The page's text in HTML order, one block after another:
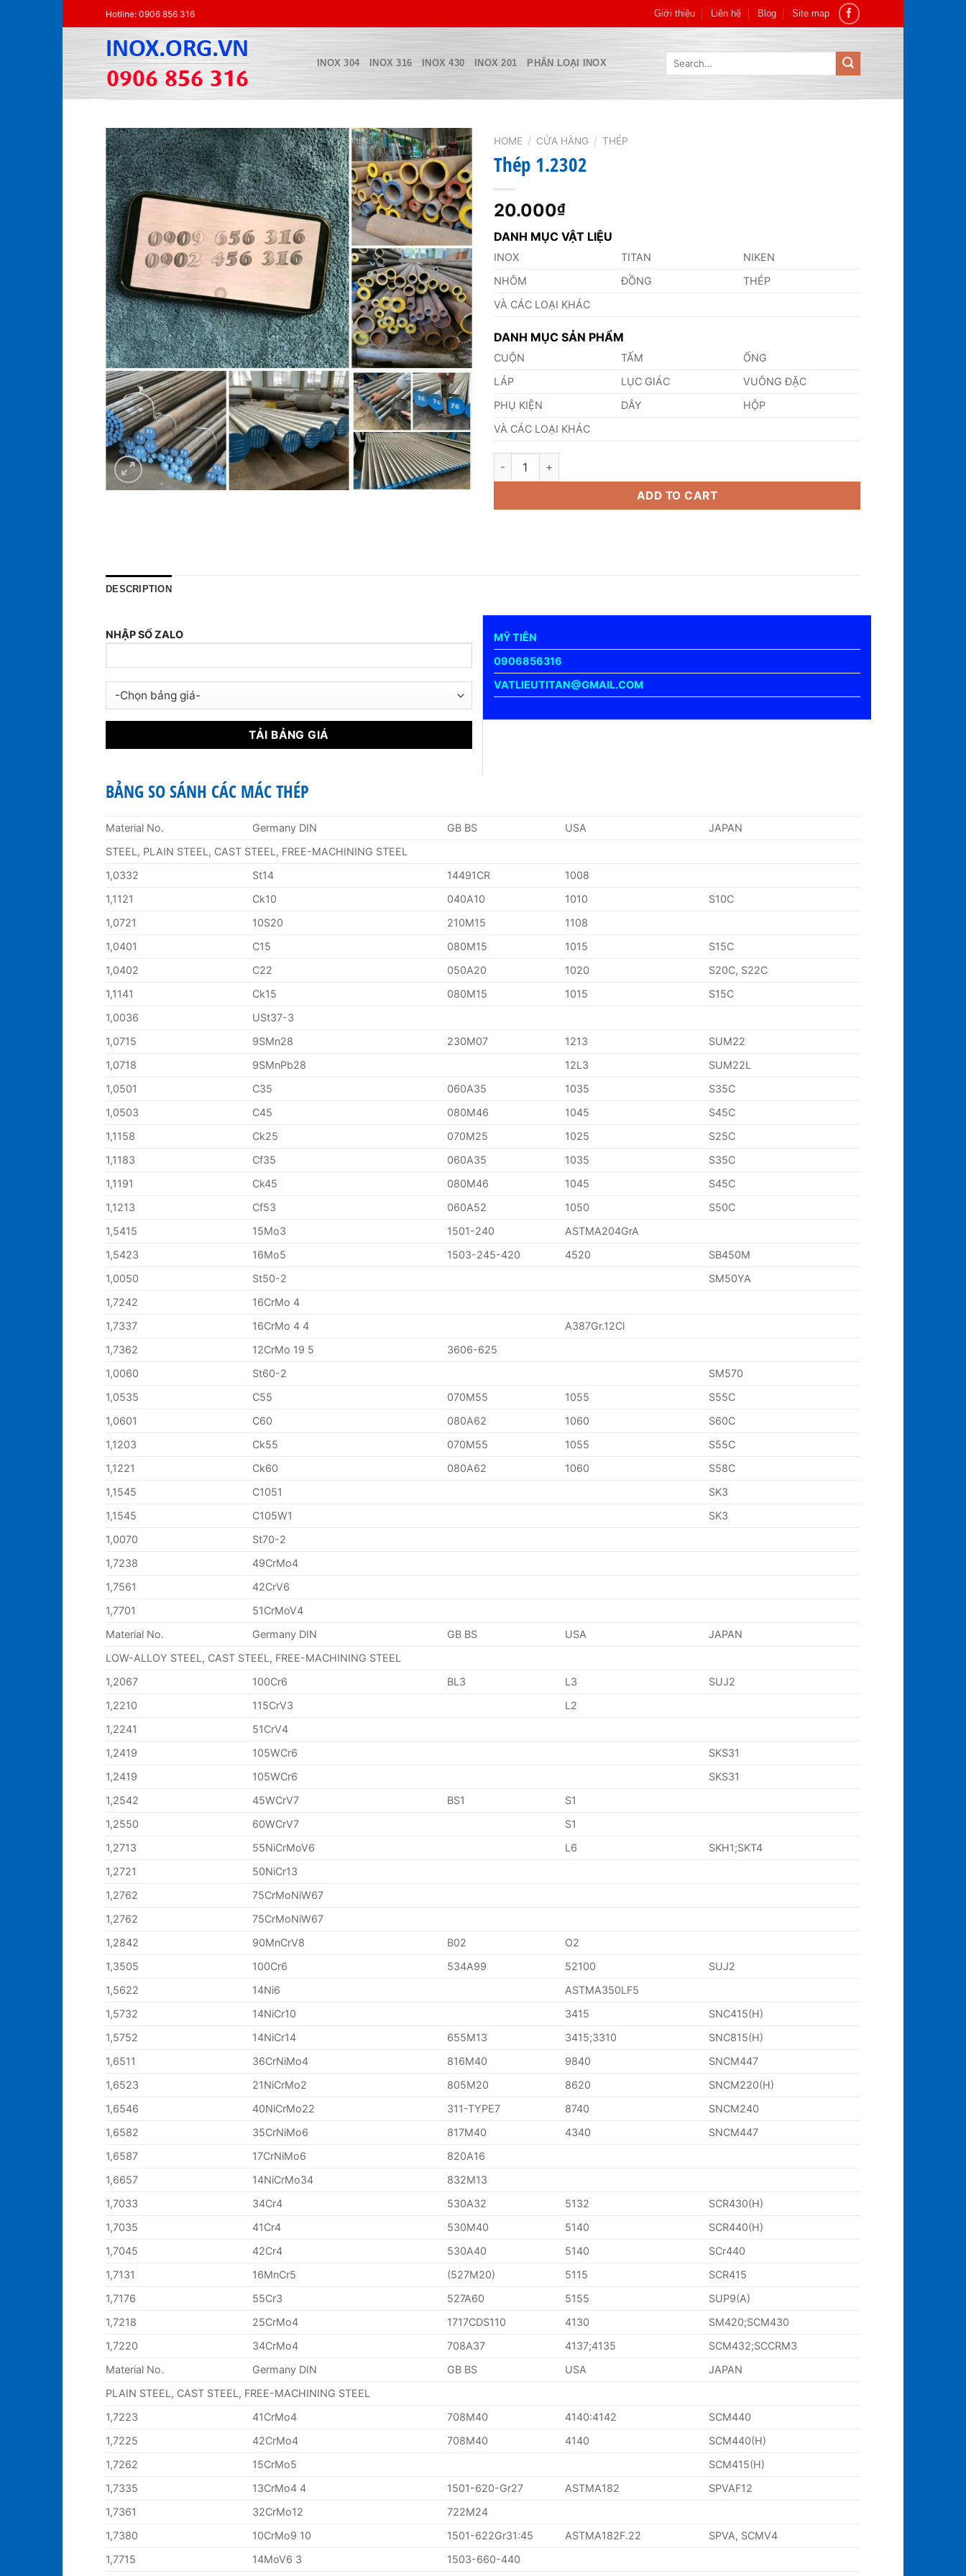
to
Hotline: 0906 856 316 Giới thiệu Liên hệ Blog Site map
INOX 304 INOX 316 INOX 430 INOX 201 PHÂN LOẠI INOX
Search
HOME / CỬA HÀNG / THÉP
Thép 1.2302
20.000₫
DANH MỤC VẬT LIỆU
INOX TITAN
NIKEN
NHÔM
ĐỒNG
THÉP
VÀ CÁC LOẠI KHÁC
DANH MỤC SẢN PHẨM
CUỘN TẤM
ỐNG
LÁP
LỤC GIÁC
VUÔNG ĐẶC
PHỤ KIỆN
DÂY
HỘP
VÀ CÁC LOẠI KHÁC
Thép 1.2302 quantity
ADD TO CART
DESCRIPTION
NHẬP SỐ ZALO
MỸ TIÊN
0906856316
VATLIEUTITAN@GMAIL.COM
BẢNG SO SÁNH CÁC MÁC THÉP
Material No. Germany DIN GB BS USA
JAPAN
STEEL, PLAIN STEEL, CAST STEEL, FREE-MACHINING STEEL
1,0332
St14 14491CR
1008
1,1121
Ck10 040A10 1010
S10C
1,0721
10S20 210M15
1108
1,0401
C15 080M15 1015
S15C
1,0402
C22 050A20 1020
S20C, S22C
1,1141
Ck15 080M15 1015
S15C
1,0036
USt37-3
1,0715
9SMn28 230M07 1213
SUM22
1,0718
9SMnPb28 12L3
SUM22L
1,0501
C35 060A35 1035
S35C
1,0503
C45 080M46 1045
S45C
1,1158
Ck25 070M25 1025
S25C
1,1183
Cf35 060A35 1035
S35C
1,1191
Ck45 080M46 1045
S45C
1,1213
Cf53 060A52 1050
S50C
1,5415
15Mo3 1501-240
ASTMA204GrA
1,5423
16Mo5 1503-245-420 4520
SB450M
1,0050
St50-2
SM50YA
1,7242
16CrMo 4
1,7337
16CrMo 4 4
A387Gr.12Cl
1,7362
12CrMo 19 5
3606-625
1,0060
St60-2
SM570
1,0535
C55 070M55 1055
S55C
1,0601
C60 080A62 1060
S60C
1,1203
Ck55 070M55 1055
S55C
1,1221
Ck60 080A62 1060
S58C
1,1545
C1051
SK3
1,1545
C105W1
SK3
1,0070
St70-2
1,7238
49CrMo4
1,7561
42CrV6
1,7701
51CrMoV4
Material No.
Germany DIN GB BS USA
JAPAN
LOW-ALLOY STEEL, CAST STEEL, FREE-MACHINING STEEL
1,2067
100Cr6 BL3 L3
SUJ2
1,2210
115CrV3
L2
1,2241
51CrV4
1,2419
105WCr6
SKS31
1,2419
105WCr6
SKS31
1,2542
45WCrV7 BS1
S1
1,2550
60WCrV7
S1
1,2713
55NiCrMoV6 L6
SKH1;SKT4
1,2721
50NiCr13
1,2762
75CrMoNiW67
1,2762
75CrMoNiW67
1,2842
90MnCrV8 B02
O2
1,3505
100Cr6 534A99 52100
SUJ2
1,5622
14Ni6
ASTMA350LF5
1,5732
14NiCr10 3415
SNC415(H)
1,5752
14NiCr14 655M13 3415;3310
SNC815(H)
1,6511
36CrNiMo4 816M40 9840
SNCM447
1,6523
21NiCrMo2 805M20 8620
SNCM220(H)
1,6546
40NiCrMo22 311-TYPE7 8740
SNCM240
1,6582
35CrNiMo6 817M40 4340
SNCM447
1,6587
17CrNiMo6
820A16
1,6657
14NiCrMo34
832M13
1,7033
34Cr4 530A32 5132
SCR430(H)
1,7035
41Cr4 530M40 5140
SCR440(H)
1,7045
42Cr4 530A40 5140
SCr440
1,7131
16MnCr5 (527M20) 5115
SCR415
1,7176
55Cr3 527A60 5155
SUP9(A)
1,7218
25CrMo4 1717CDS110 4130
SM420;SCM430
1,7220
34CrMo4 708A37 4137;4135
SCM432;SCCRM3
Material No.
Germany DIN GB BS USA
JAPAN
PLAIN STEEL, CAST STEEL, FREE-MACHINING STEEL
1,7223
41CrMo4 708M40 4140:4142
SCM440
1,7225
42CrMo4 708M40 4140
SCM440(H)
1,7262
15CrMo5
SCM415(H)
1,7335
13CrMo4 4 1501-620-Gr27 ASTMA182
SPVAF12
1,7361
32CrMo12
722M24
1,7380
10CrMo9 10 1501-622Gr31:45 ASTMA182F.22
SPVA, SCMV4
1,7715
14MoV6 3 1503-660-440